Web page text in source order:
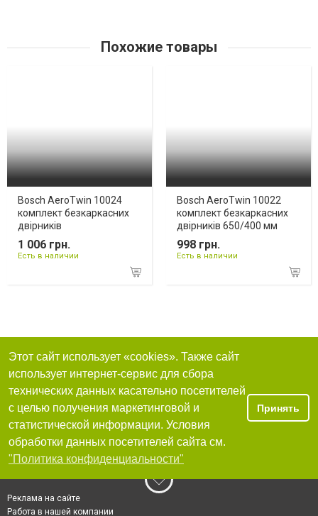
Похожие товары
Bosch AeroTwin 10024
комплект безкаркасних
двірників
1 006 грн.
Есть в наличии
Bosch AeroTwin 10022
комплект безкаркасних
двірників 650/400 мм
998 грн.
Есть в наличии
Этот сайт использует «cookies». Также сайт
использует интернет-сервис для сбора
технических данных касательно посетителей
с целью получения маркетинговой и
статистической информации. Условия
обработки данных посетителей сайта см.
"Политика конфиденциальности"
Принять
Реклама на сайте
Работа в нашей компании